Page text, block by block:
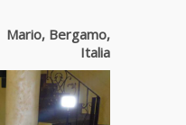
negre
Tămăduitoarea
Ana Maria
Italia